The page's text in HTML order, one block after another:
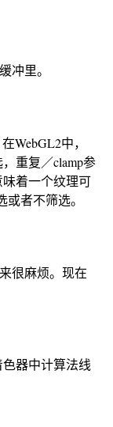
冲里。
WebGL2中，
重复／clamp参
着一个纹理可
者不筛选。
很麻烦。现在
器中计算法线